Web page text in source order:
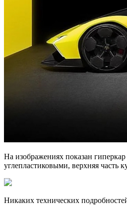
На изображениях показан
углепластиковыми, верхняя часть
Никаких технических